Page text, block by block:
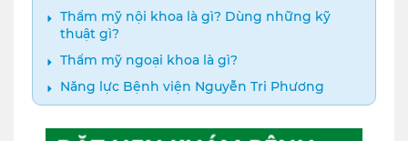
Thẩm mỹ nội khoa là gì? Dùng những kỹ
thuật gì?
Thẩm mỹ ngoại khoa là gì?
Năng lực Bệnh viện Nguyễn Tri Phương